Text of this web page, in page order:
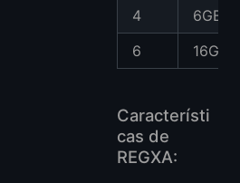
4
6GB
6
16GB
Característi
cas de
REGXA: